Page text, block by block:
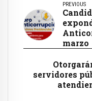
PREVIOUS
marzo
servidores